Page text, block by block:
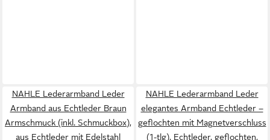
NAHLE Lederarmband Leder
Armband aus Echtleder Braun
Armschmuck (inkl. Schmuckbox),
aus Echtleder mit Edelstahl
NAHLE Lederarmband Leder
elegantes Armband Echtleder –
geflochten mit Magnetverschluss
(1-tlg), Echtleder, geflochten,